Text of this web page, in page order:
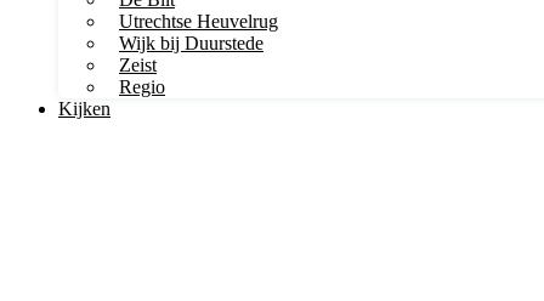
Utrechtse Heuvelrug
Wijk bij Duurstede
Zeist
Regio
Kijken